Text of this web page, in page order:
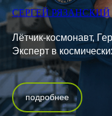
СЕРГЕЙ РЯЗАНСКИЙ
Лётчик-космонавт,
Эксперт в
подробнее